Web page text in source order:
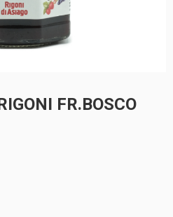
FR.BOSCO